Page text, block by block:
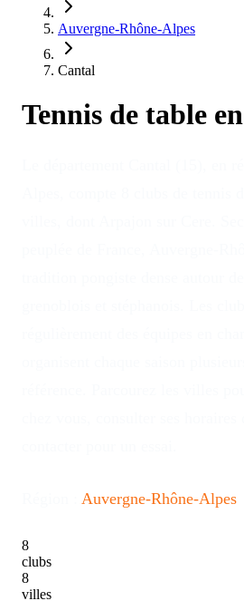
Auvergne-Rhône-Alpes
Cantal
Tennis de table en
Auvergne-Rhône-Alpes
8
clubs
8
villes